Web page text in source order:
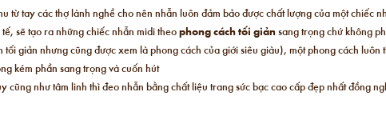
từ tay các thợ lành nghề cho nên nhẫn luôn đảm bảo được chất lượng của một chiếc
sẽ tạo ra những chiếc nhẫn midi theophong cách tối giảnsang trọng chứ không
giản nhưng cũng được xem là phong cách của giới siêu giàu), một phong cách luôn
kém phần sang trọng và cuốn hút
cũng như tâm linh thì đeo nhẫn bằng chất liệu trang sức bạc cao cấp đẹp nhất đồng